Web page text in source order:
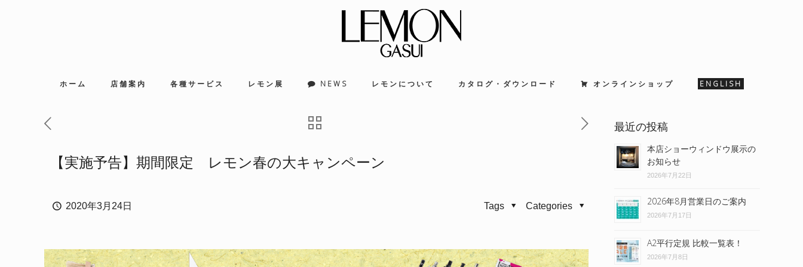
ホーム 店舗案内 各種サービス レモン展 NEWS レモンについて カタログ・ダウンロード オンラインショップ ENGLISH
【実施予告】期間限定 レモン春の大キャンペーン
2020年3月24日 Categories
Tags
最近の投稿
本店ショーウィンドウ展示の
お知らせ
2026年7月22日
2026年8月営業日のご案内
2026年7月17日
A2平行定規 比較一覧表！
2026年7月8日